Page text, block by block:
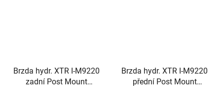
Brzda hydr. XTR I-M9220
zadní Post Mount
Brzda hydr. XTR I-M9220
přední Post Mount